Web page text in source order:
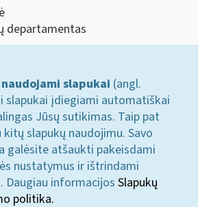
departamentas
slapukai (angl.
slapukai įdiegiami automatiškai
Jūsų sutikimas. Taip pat
slapukų naudojimu. Savo
galėsite atšaukti pakeisdami
nustatymus ir ištrindami
Daugiau informacijos Slapukų
politika.